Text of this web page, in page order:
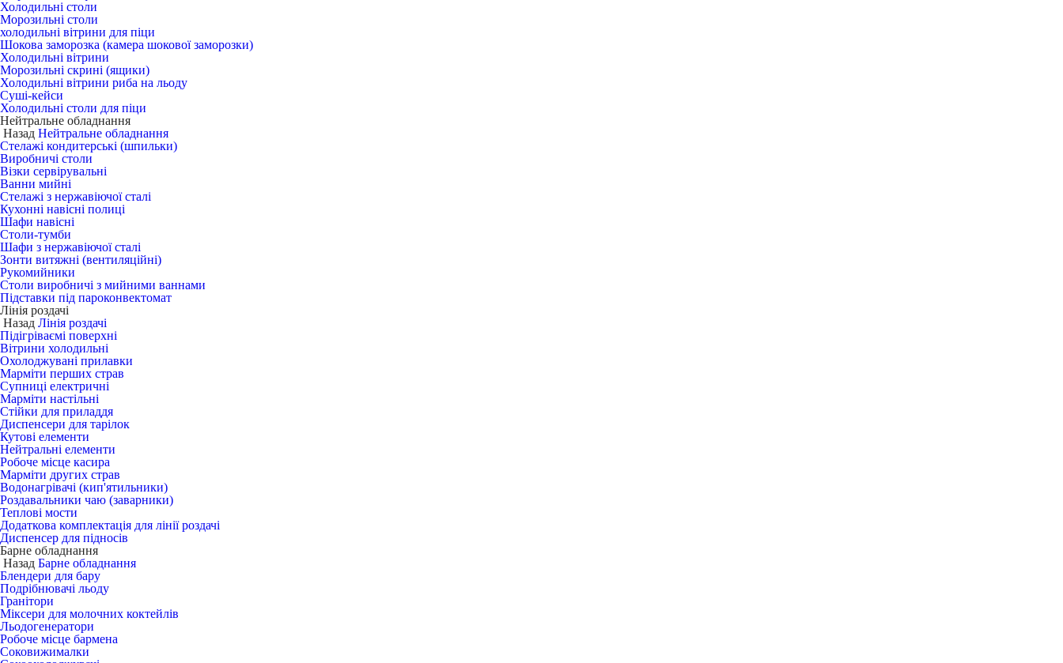
Холодильні столи
Морозильні столи
холодильні вітрини для піци
Шокова заморозка (камера шокової заморозки)
Холодильні вітрини
Морозильні скрині (ящики)
Холодильні вітрини риба на льоду
Суші-кейси
Холодильні столи для піци
Нейтральне обладнання
Назад Нейтральне обладнання
Стелажі кондитерські (шпильки)
Виробничі столи
Візки сервірувальні
Ванни мийні
Стелажі з нержавіючої сталі
Кухонні навісні полиці
Шафи навісні
Столи-тумби
Шафи з нержавіючої сталі
Зонти витяжні (вентиляційні)
Рукомийники
Столи виробничі з мийними ваннами
Підставки під пароконвектомат
Лінія роздачі
Назад Лінія роздачі
Підігріваємі поверхні
Вітрини холодильні
Охолоджувані прилавки
Марміти перших страв
Супниці електричні
Марміти настільні
Стійки для приладдя
Диспенсери для тарілок
Кутові елементи
Нейтральні елементи
Робоче місце касира
Марміти других страв
Водонагрівачі (кип'ятильники)
Роздавальники чаю (заварники)
Теплові мости
Додаткова комплектація для лінії роздачі
Диспенсер для підносів
Барне обладнання
Назад Барне обладнання
Блендери для бару
Подрібнювачі льоду
Гранітори
Міксери для молочних коктейлів
Льодогенератори
Робоче місце бармена
Соковижималки